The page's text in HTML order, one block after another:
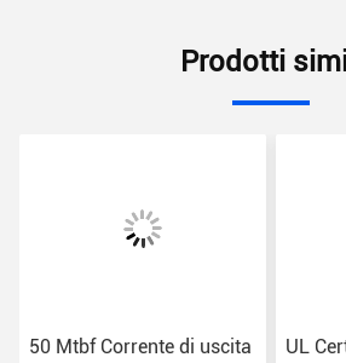
Prodotti
50 Mtbf Corrente di uscita
UL